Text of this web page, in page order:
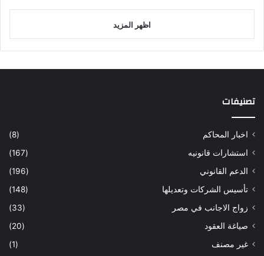
اظهر المزيد
تصنيفات
اخبار المحاكم
(8)
استشارات قانونيه
(167)
الدعم القانوني
(196)
تأسيس الشركات وتعديلها
(148)
زواج الاجانب في مصر
(33)
صياغة العقود
(20)
غير مصنف
(1)